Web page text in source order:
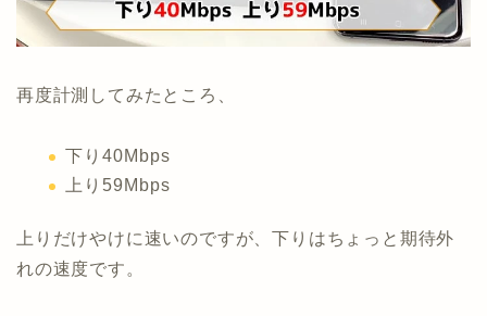
再度計測してみたところ、
下り40Mbps
上り59Mbps
上りだけやけに速いのですが、下りはちょっと期待外
れの速度です。